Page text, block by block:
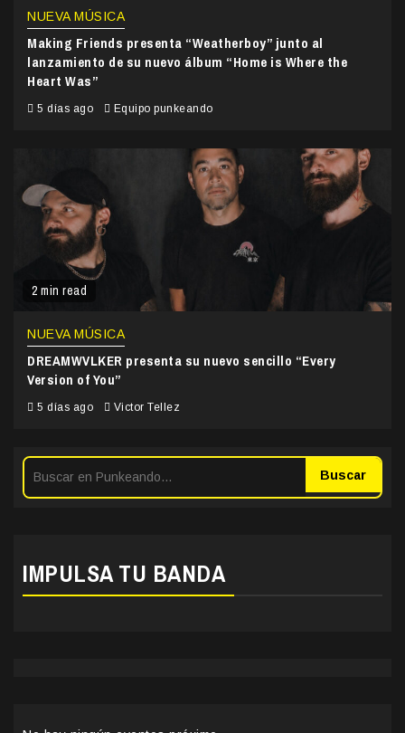
NUEVA MÚSICA
Making Friends presenta “Weatherboy” junto al
lanzamiento de su nuevo álbum “Home is Where the
Heart Was”
5 días ago Equipo punkeando
2 min read
NUEVA MÚSICA
DREAMWVLKER presenta su nuevo sencillo “Every
Version of You”
5 días ago Victor Tellez
Buscar
IMPULSA TU BANDA